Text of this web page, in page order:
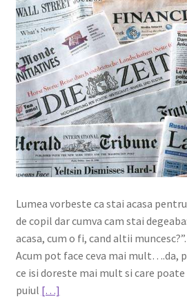
Lumea vorbeste ca stai acasa
de copil dar cumva cam stai
acasa, cum o fi, cand altii
Acum pot face ceva mai mult….da,
ce isi doreste mai mult si care
puiul […]